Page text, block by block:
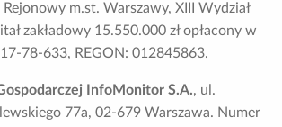
m.st. Warszawy, XIII Wydział
zakładowy 15.550.000 zł opłacony w
78-633, REGON: 012845863.
InfoMonitor S.A., ul.
77a, 02-679 Warszawa. Numer